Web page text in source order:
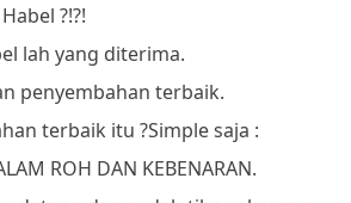
?!?!
lah yang diterima.
penyembahan terbaik.
terbaik itu ?Simple saja :
ROH DAN KEBENARAN.